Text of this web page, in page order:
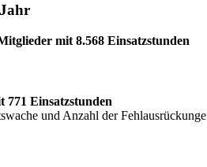
mit 8.568 Einsatzstunden
771 Einsatzstunden
und Anzahl der